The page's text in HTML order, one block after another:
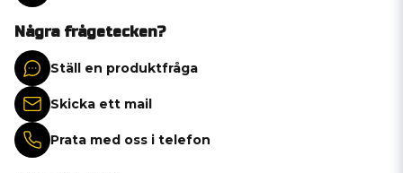
Några frågetecken?
Ställ en produktfråga
Skicka ett mail
Prata med oss i telefon